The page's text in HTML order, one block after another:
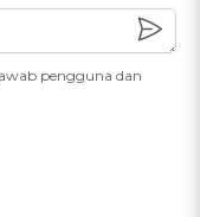
pengguna dan